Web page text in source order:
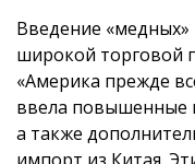
Введение «медных»
широкой торговой
«Америка прежде
ввела повышенные
а также